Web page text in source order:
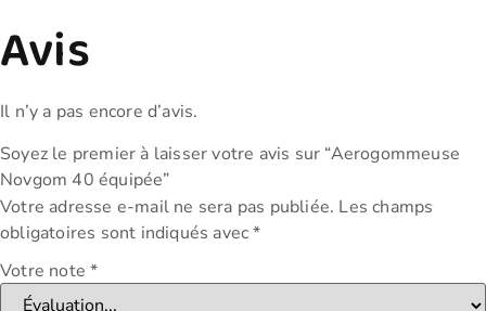
Avis
Il n’y a pas encore d’avis.
Soyez le premier à laisser votre avis sur “Aerogommeuse
Novgom 40 équipée”
Votre adresse e-mail ne sera pas publiée. Les champs
obligatoires sont indiqués avec*
Votre note*